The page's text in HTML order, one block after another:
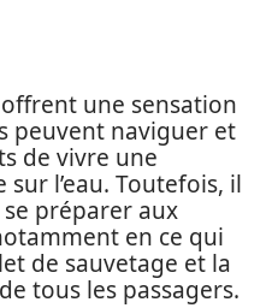
une sensation
peuvent naviguer et
de vivre une
l’eau. Toutefois, il
préparer aux
en ce qui
de sauvetage et la
tous les passagers.